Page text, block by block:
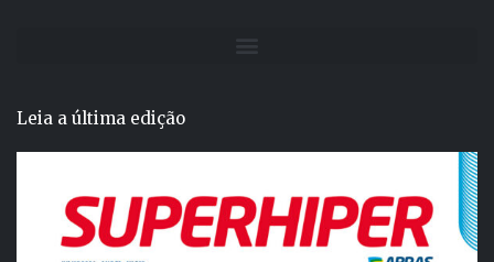
Leia a última edição